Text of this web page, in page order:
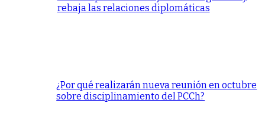
rebaja las relaciones diplomáticas
¿Por qué realizarán nueva reunión en octubre
sobre disciplinamiento del PCCh?